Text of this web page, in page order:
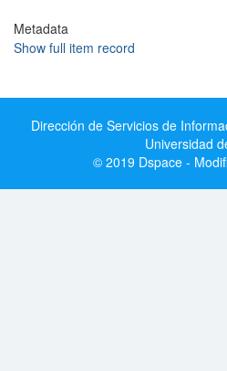
Metadata
Show full item record
Dirección de Servicios de
Universidad
© 2019 Dspace -